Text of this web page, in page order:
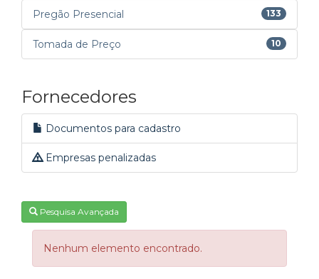
Pregão Presencial 133
Tomada de Preço 10
Fornecedores
Documentos para cadastro
Empresas penalizadas
Pesquisa Avançada
Nenhum elemento encontrado.